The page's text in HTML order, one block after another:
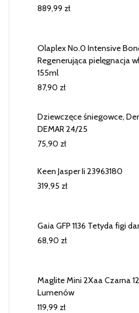
889,99 zł
Olaplex No.0 Intensive
Regenerująca pielęgnacja
155ml
87,90 zł
Dziewczęce śniegowce,
DEMAR 24/25
75,90 zł
Keen Jasper Ii 23963180
319,95 zł
Gaia GFP 1136 Tetyda figi
68,90 zł
Maglite Mini 2Xaa Czarna 12
Lumenów
119,99 zł